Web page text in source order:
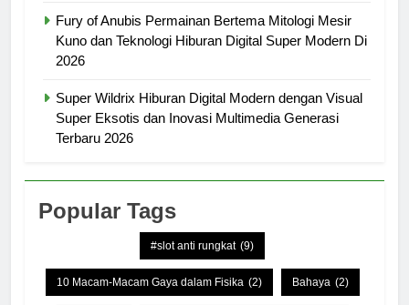
Fury of Anubis Permainan Bertema Mitologi Mesir
Kuno dan Teknologi Hiburan Digital Super Modern Di
2026
Super Wildrix Hiburan Digital Modern dengan Visual
Super Eksotis dan Inovasi Multimedia Generasi
Terbaru 2026
Popular Tags
#slot anti rungkat (9)
10 Macam-Macam Gaya dalam Fisika (2) Bahaya (2)